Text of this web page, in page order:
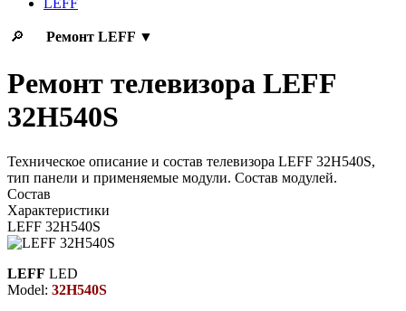
LEFF
🔎 Ремонт LEFF ▼
Ремонт телевизора LEFF
32H540S
Техническое описание и состав телевизора LEFF 32H540S,
тип панели и применяемые модули. Состав модулей.
Состав
Характеристики
LEFF 32H540S
LEFF LED
Model: 32H540S